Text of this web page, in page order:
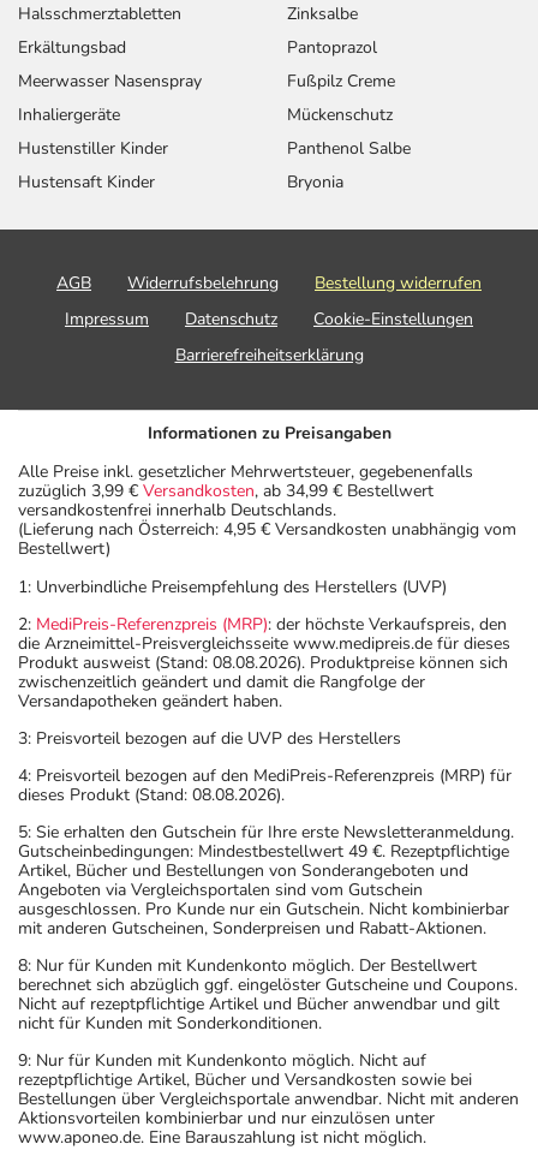
Halsschmerztabletten
Erkältungsbad
Meerwasser Nasenspray
Inhaliergeräte
Hustenstiller Kinder
Hustensaft Kinder
Zinksalbe
Pantoprazol
Fußpilz Creme
Mückenschutz
Panthenol Salbe
Bryonia
AGB Widerrufsbelehrung
Bestellung widerrufen
Impressum
Datenschutz
Cookie-Einstellungen
Barrierefreiheitserklärung
Informationen zu Preisangaben
Alle Preise inkl. gesetzlicher Mehrwertsteuer, gegebenenfalls
zuzüglich 3,99 € Versandkosten, ab 34,99 € Bestellwert
versandkostenfrei innerhalb Deutschlands.
(Lieferung nach Österreich: 4,95 € Versandkosten unabhängig vom
Bestellwert)
1: Unverbindliche Preisempfehlung des Herstellers (UVP)
2: MediPreis-Referenzpreis (MRP): der höchste Verkaufspreis, den
die Arzneimittel-Preisvergleichsseite www.medipreis.de für dieses
Produkt ausweist (Stand: 08.08.2026). Produktpreise können sich
zwischenzeitlich geändert und damit die Rangfolge der
Versandapotheken geändert haben.
3: Preisvorteil bezogen auf die UVP des Herstellers
4: Preisvorteil bezogen auf den MediPreis-Referenzpreis (MRP) für
dieses Produkt (Stand: 08.08.2026).
5: Sie erhalten den Gutschein für Ihre erste Newsletteranmeldung.
Gutscheinbedingungen: Mindestbestellwert 49 €. Rezeptpflichtige
Artikel, Bücher und Bestellungen von Sonderangeboten und
Angeboten via Vergleichsportalen sind vom Gutschein
ausgeschlossen. Pro Kunde nur ein Gutschein. Nicht kombinierbar
mit anderen Gutscheinen, Sonderpreisen und Rabatt-Aktionen.
8: Nur für Kunden mit Kundenkonto möglich. Der Bestellwert
berechnet sich abzüglich ggf. eingelöster Gutscheine und Coupons.
Nicht auf rezeptpflichtige Artikel und Bücher anwendbar und gilt
nicht für Kunden mit Sonderkonditionen.
9: Nur für Kunden mit Kundenkonto möglich. Nicht auf
rezeptpflichtige Artikel, Bücher und Versandkosten sowie bei
Bestellungen über Vergleichsportale anwendbar. Nicht mit anderen
Aktionsvorteilen kombinierbar und nur einzulösen unter
www.aponeo.de. Eine Barauszahlung ist nicht möglich.